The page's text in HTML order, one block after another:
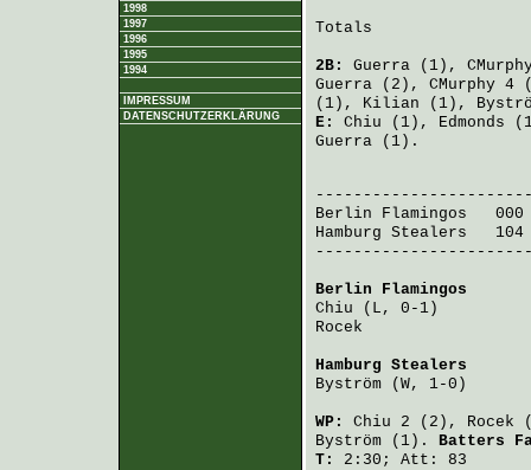
1998
1997
1996
1995
1994
IMPRESSUM
DATENSCHUTZERKLÄRUNG
Totals
2B: Guerra (1),
Guerra (2), CMurphy 4
(1), Kilian (1),
E: Chiu (1), Edmonds
Guerra (1).
Berlin Flamingos
Hamburg Stealers
Berlin Flamingos
Chiu (L, 0-1)
Rocek
Hamburg Stealers
Byström (W, 1-0)
WP: Chiu 2 (2), Rocek
Byström (1). Batters
T:
2:30; Att: 83